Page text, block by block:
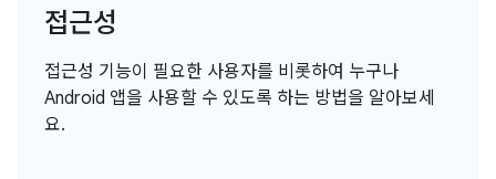
접근성
접근성 기능이 필요한 사용자를 비롯하여 누구나
Android 앱을 사용할 수 있도록 하는 방법을 알아보세
요.